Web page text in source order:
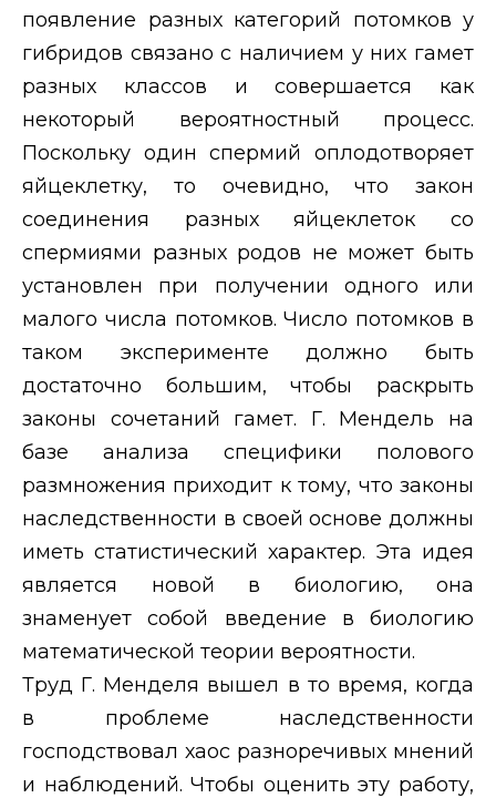
появление разных категорий потомков у
гибридов связано с наличием у них гамет
разных классов и совершается как
некоторый вероятностный процесс.
Поскольку один спермий оплодотворяет
яйцеклетку, то очевидно, что закон
соединения разных яйцеклеток со
спермиями разных родов не может быть
установлен при получении одного или
малого числа потомков. Число потомков в
таком эксперименте должно быть
достаточно большим, чтобы раскрыть
законы сочетаний гамет. Г. Мендель на
базе анализа специфики полового
размножения приходит к тому, что законы
наследственности в своей основе должны
иметь статистический характер. Эта идея
является новой в биологию, она
знаменует собой введение в биологию
математической теории вероятности.
Труд Г. Менделя вышел в то время, когда
в проблеме наследственности
господствовал хаос разноречивых мнений
и наблюдений. Чтобы оценить эту работу,